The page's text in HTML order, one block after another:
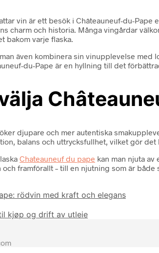
vin är ett besök i Châteauneuf-du-
charm och historia. Många vingårdar
bakom varje flaska.
även kombinera sin vinupplevelse
du-Pape är en hyllning till det
djupare och mer autentiska
balans och uttrycksfullhet, vilket gör
Chateauneuf du pape kan man njuta
framförallt – till en njutning som är både
rödvin med kraft och elegans
kjøp og drift av utleie